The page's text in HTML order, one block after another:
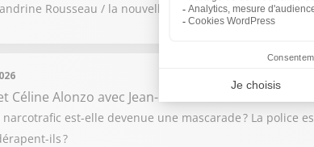
Rousseau / la nouvelle saillie d'une députée LFI
Céline Alonzo avec Jean-Pierre Colombiès
est-elle devenue une mascarade ? La police
ils ?